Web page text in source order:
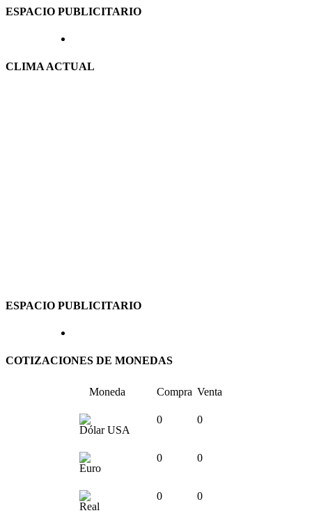
ESPACIO PUBLICITARIO
CLIMA ACTUAL
ESPACIO PUBLICITARIO
COTIZACIONES DE MONEDAS
Moneda Compra Venta
Dólar USA
0 0
Euro
0 0
Real
0 0